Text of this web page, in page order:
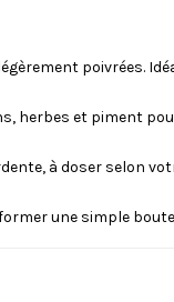
poivrées.
herbes et piment
à doser selon
une simple